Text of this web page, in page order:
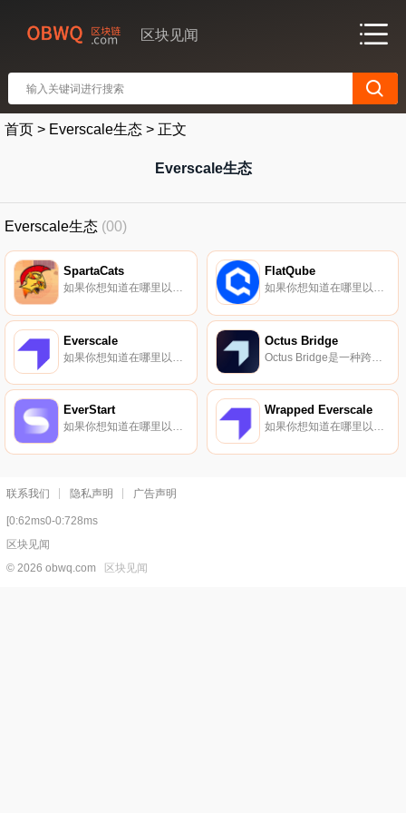
区块见闻
首页 > Everscale生态 > 正文
Everscale生态
Everscale生态 (00)
SpartaCats
如果你想知道在哪里以当前价格购买SpartaCats,目前交易{SpartaCats]股票的顶级加密货币交易所是FlatQube交易所。您可以在我们的加密货币交易所页面上找到其他列表.
FlatQube
如果你想知道在哪里以当前价格购买FlatQube,目前交易{FlatQube]股票的顶级加密货币交易所是FlatQubeexchange。您可以在我们的加密货币交易所页面上找到其他列表.
Everscale Octus Bridge
EverStart
如果你想知道在哪里以当前价格购买EverStart,目前交易{EverStart]股票的顶级加密货币交易所是FlatQube交易所。您可以在我们的加密货币交易所页面上找到其他列表。DAO控制的多链启动平台与策划的项目相连接.
Wrapped Everscale
如果你想知道在哪里以当前价格购买Wrapped Everscale,目前交易{Wrapped Everscale]股票的顶级加密货币交易所是FlatQube交易所。您可以在我们的加密货币交易所页面上找到其他列表.
联系我们 隐私声明 广告声明
[0:62ms0-0:728ms
区块见闻
© 2026 obwq.com
区块见闻